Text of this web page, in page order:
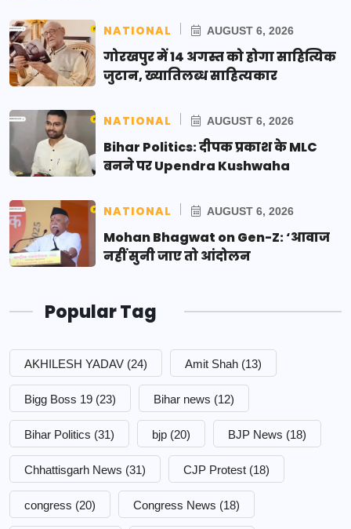
NATIONAL AUGUST 6, 2026
गोरखपुर में 14 अगस्त को होगा साहित्यिक
जुटान, ख्यातिलब्ध साहित्यकार
NATIONAL AUGUST 6, 2026
Bihar Politics: दीपक प्रकाश के MLC
बनने पर Upendra Kushwaha
NATIONAL AUGUST 6, 2026
Mohan Bhagwat on Gen-Z: ‘आवाज
नहीं सुनी जाए तो आंदोलन
Popular Tag
AKHILESH YADAV (24) Amit Shah (13)
Bigg Boss 19 (23) Bihar news (12)
Bihar Politics (31) bjp (20) BJP News (18)
Chhattisgarh News (31) CJP Protest (18)
congress (20) Congress News (18)